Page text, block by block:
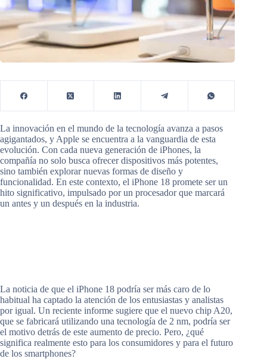
La innovación en el mundo de la tecnología avanza a pasos
agigantados, y Apple se encuentra a la vanguardia de esta
evolución. Con cada nueva generación de iPhones, la
compañía no solo busca ofrecer dispositivos más potentes,
sino también explorar nuevas formas de diseño y
funcionalidad. En este contexto, el iPhone 18 promete ser un
hito significativo, impulsado por un procesador que marcará
un antes y un después en la industria.
La noticia de que el iPhone 18 podría ser más caro de lo
habitual ha captado la atención de los entusiastas y analistas
por igual. Un reciente informe sugiere que el nuevo chip A20,
que se fabricará utilizando una tecnología de 2 nm, podría ser
el motivo detrás de este aumento de precio. Pero, ¿qué
significa realmente esto para los consumidores y para el futuro
de los smartphones?